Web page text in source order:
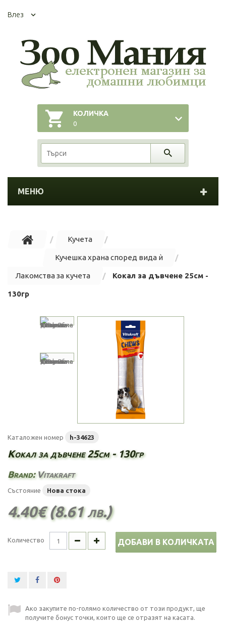
Влез
КОЛИЧКА
0
МЕНЮ
Кучета
Кучешка храна според вида ѝ
Лакомства за кучета Кокал за дъвчене 25см -
130гр
Каталожен номер h-34623
Кокал за дъвчене 25см - 130гр
Brand: Vitakraft
Състояние Нова стока
4.40€ (8.61 лв.)
Количество ДОБАВИ В КОЛИЧКАТА
Ако закупите по-голямо количество от този продукт, ще
получите бонус точки, които ще се отразят на касата.